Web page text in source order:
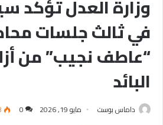
وزارة العدل تؤكد
في ثالث جلسات
“عاطف نجيب” من
البائد
داماس بوست مايو 19, 2026 0